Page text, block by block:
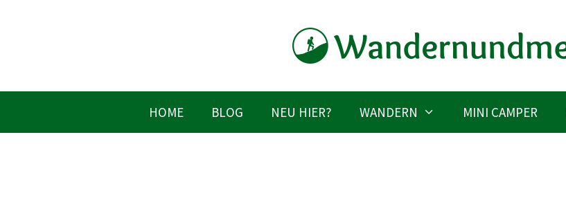
HOME BLOG NEU HIER? WANDERN MINI CAMPER